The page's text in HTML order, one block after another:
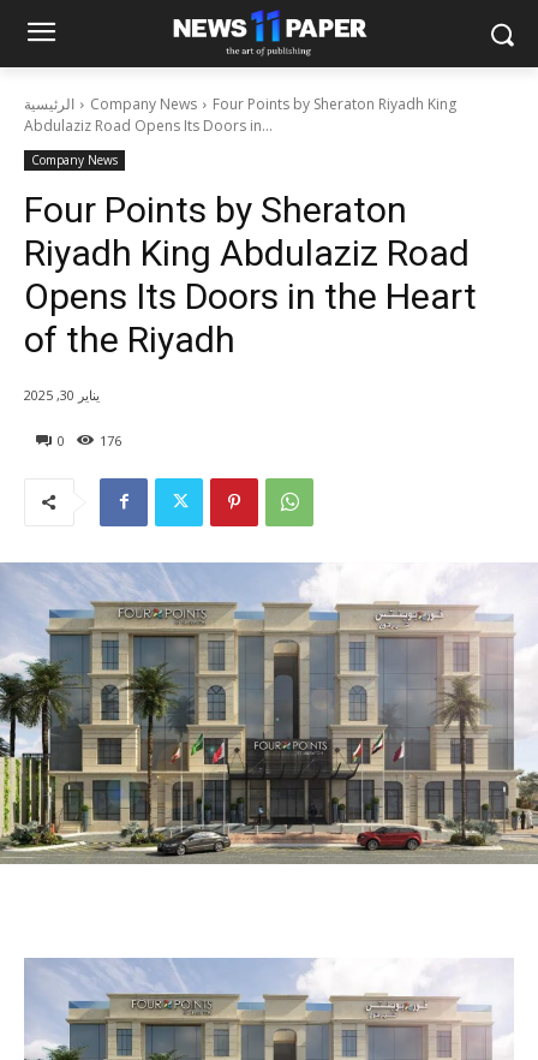
الرئيسية Company News
Four Points by Sheraton Riyadh King
Abdulaziz Road Opens Its Doors in...
Company News
Four Points by Sheraton
Riyadh King Abdulaziz Road
Opens Its Doors in the Heart
of the Riyadh
0 176
يناير 30, 2025